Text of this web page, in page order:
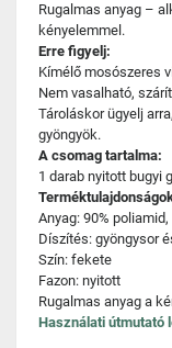
Rugalmas anyag –
kényelemmel.
Erre figyelj:
Kímélő mosószeres
Nem vasalható,
Tároláskor ügyelj
gyöngyök.
A csomag tartalma:
1 darab nyitott bugyi
Anyag: 90%
Díszítés: gyöngysor
Szín: fekete
Fazon: nyitott
Rugalmas anyag a
Használati útmutató